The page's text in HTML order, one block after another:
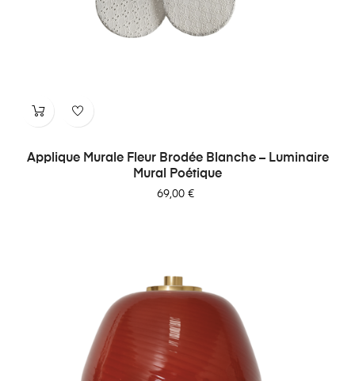
Applique Murale Fleur Brodée Blanche – Luminaire
Mural Poétique
Prix
69,00 €